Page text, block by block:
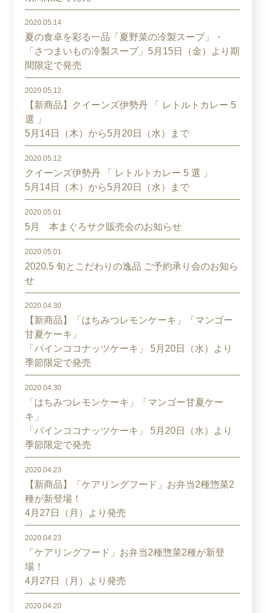
2020.05.14
夏の食卓を彩る一品「夏野菜の冷製スープ」・
「さつまいもの冷製スープ」5月15日（金）より期
間限定で発売
2020.05.12
【新商品】クイーンズ伊勢丹 「 レトルトカレー 5
選 」
5月14日（木）から5月20日（水）まで
2020.05.12
クイーンズ伊勢丹 「 レトルトカレー 5 選 」
5月14日（木）から5月20日（水）まで
2020.05.01
5月 本まぐろサク販売会のお知らせ
2020.05.01
2020.5 旬とこだわりの逸品 ご予約承り会のお知ら
せ
2020.04.30
【新商品】「はちみつレモンケーキ」「マンゴー
甘夏ケーキ」
「パインココナッツケーキ」 5月20日（水）より
季節限定で発売
2020.04.30
「はちみつレモンケーキ」「マンゴー甘夏ケー
キ」
「パインココナッツケーキ」 5月20日（水）より
季節限定で発売
2020.04.23
【新商品】「ケアリングフード」お弁当2種惣菜2
種が新登場！
4月27日（月）より発売
2020.04.23
「ケアリングフード」お弁当2種惣菜2種が新登
場！
4月27日（月）より発売
2020.04.20